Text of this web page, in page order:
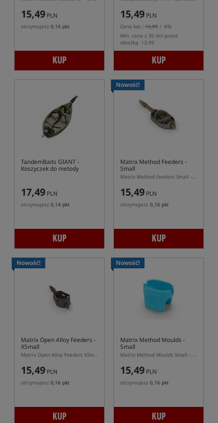
15,49 PLN
otrzymujesz 0,16 pkt
KUP
15,49 PLN
Cena kat.: 16,89 / -8%
Min. cena z 30 dni przed
obniżką: 13.99
KUP
TandemBaits GIANT-
Koszyczek do metody
17,49 PLN
otrzymujesz 0,14 pkt
KUP
Nowość!
Matrix Method Feeders -
Small
Matrix Method Feeders Small – mały podajnik method feeder S do systemu Matrix
15,49 PLN
otrzymujesz 0,16 pkt
KUP
Nowość!
Matrix Open Alloy Feeders -
XSmall
Matrix Open Alloy Feeders XSmall – mały podajnik z burtami do pelletu
15,49 PLN
otrzymujesz 0,16 pkt
KUP
Nowość!
Matrix Method Moulds -
Small
Matrix Method Moulds Small – foremka do podajników Matrix Method Feeder S
15,49 PLN
otrzymujesz 0,16 pkt
KUP